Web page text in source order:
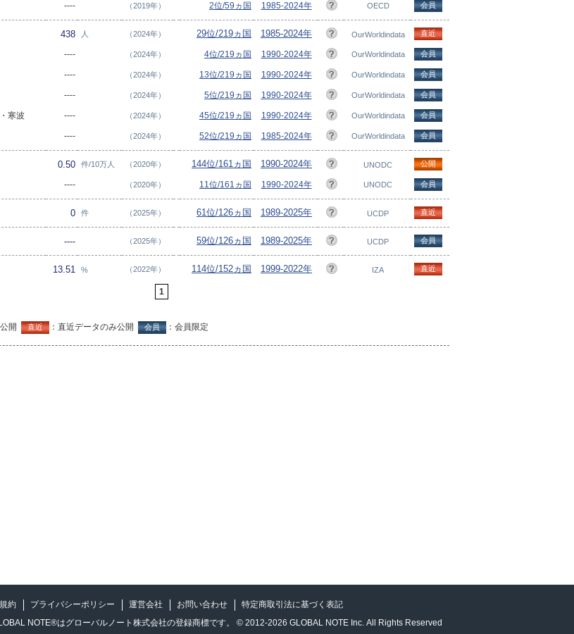
---- （2019年） 2位/59ヵ国 1985-2024年 OECD 会員
438 人 （2024年） 29位/219ヵ国 1985-2024年 OurWorldindata 直近
---- （2024年） 4位/219ヵ国 1990-2024年 OurWorldindata 会員
---- （2024年） 13位/219ヵ国 1990-2024年 OurWorldindata 会員
---- （2024年） 5位/219ヵ国 1990-2024年 OurWorldindata 会員
寒波 ---- （2024年） 45位/219ヵ国 1990-2024年 OurWorldindata 会員
---- （2024年） 52位/219ヵ国 1985-2024年 OurWorldindata 会員
0.50 件/10万人 （2020年） 144位/161ヵ国 1990-2024年 UNODC 公開
---- （2020年） 11位/161ヵ国 1990-2024年 UNODC 会員
0 件 （2025年） 61位/126ヵ国 1989-2025年 UCDP 直近
---- （2025年） 59位/126ヵ国 1989-2025年 UCDP 会員
13.51 % （2022年） 114位/152ヵ国 1999-2022年 IZA 直近
1
開 直近 ：直近データのみ公開 会員 ：会員限定
約 プライバシーポリシー 運営会社 お問い合わせ
特定商取引法に基づく表記
NOTE®はグローバルノート株式会社の登録商標です。 © 2012-2026 GLOBAL NOTE Inc. All Rights Reserved